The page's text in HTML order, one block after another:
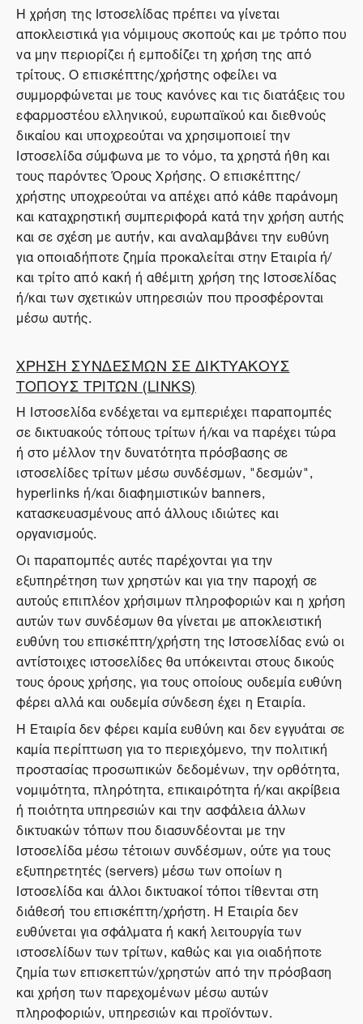
Η χρήση της Ιστοσελίδας πρέπει να γίνεται
αποκλειστικά για νόμιμους σκοπούς και με τρόπο που
να μην περιορίζει ή εμποδίζει τη χρήση της από
τρίτους. Ο επισκέπτης/χρήστης οφείλει να
συμμορφώνεται με τους κανόνες και τις διατάξεις του
εφαρμοστέου ελληνικού, ευρωπαϊκού και διεθνούς
δικαίου και υποχρεούται να χρησιμοποιεί την
Ιστοσελίδα σύμφωνα με το νόμο, τα χρηστά ήθη και
τους παρόντες Όρους Χρήσης. Ο επισκέπτης/
χρήστης υποχρεούται να απέχει από κάθε παράνομη
και καταχρηστική συμπεριφορά κατά την χρήση αυτής
και σε σχέση με αυτήν, και αναλαμβάνει την ευθύνη
για οποιαδήποτε ζημία προκαλείται στην Εταιρία ή/
και τρίτο από κακή ή αθέμιτη χρήση της Ιστοσελίδας
ή/και των σχετικών υπηρεσιών που προσφέρονται
μέσω αυτής.
ΧΡΗΣΗ ΣΥΝΔΕΣΜΩΝ ΣΕ ΔΙΚΤΥΑΚΟΥΣ
ΤΟΠΟΥΣ ΤΡΙΤΩΝ (LINKS)
Η Ιστοσελίδα ενδέχεται να εμπεριέχει παραπομπές
σε δικτυακούς τόπους τρίτων ή/και να παρέχει τώρα
ή στο μέλλον την δυνατότητα πρόσβασης σε
ιστοσελίδες τρίτων μέσω συνδέσμων, "δεσμών",
hyperlinks ή/και διαφημιστικών banners,
κατασκευασμένους από άλλους ιδιώτες και
οργανισμούς.
Οι παραπομπές αυτές παρέχονται για την
εξυπηρέτηση των χρηστών και για την παροχή σε
αυτούς επιπλέον χρήσιμων πληροφοριών και η χρήση
αυτών των συνδέσμων θα γίνεται με αποκλειστική
ευθύνη του επισκέπτη/χρήστη της Ιστοσελίδας ενώ οι
αντίστοιχες ιστοσελίδες θα υπόκεινται στους δικούς
τους όρους χρήσης, για τους οποίους ουδεμία ευθύνη
φέρει αλλά και ουδεμία σύνδεση έχει η Εταιρία.
Η Εταιρία δεν φέρει καμία ευθύνη και δεν εγγυάται σε
καμία περίπτωση για το περιεχόμενο, την πολιτική
προστασίας προσωπικών δεδομένων, την ορθότητα,
νομιμότητα, πληρότητα, επικαιρότητα ή/και ακρίβεια
ή ποιότητα υπηρεσιών και την ασφάλεια άλλων
δικτυακών τόπων που διασυνδέονται με την
Ιστοσελίδα μέσω τέτοιων συνδέσμων, ούτε για τους
εξυπηρετητές (servers) μέσω των οποίων η
Ιστοσελίδα και άλλοι δικτυακοί τόποι τίθενται στη
διάθεσή του επισκέπτη/χρήστη. Η Εταιρία δεν
ευθύνεται για σφάλματα ή κακή λειτουργία των
ιστοσελίδων των τρίτων, καθώς και για οιαδήποτε
ζημία των επισκεπτών/χρηστών από την πρόσβαση
και χρήση των παρεχομένων μέσω αυτών
πληροφοριών, υπηρεσιών και προϊόντων.